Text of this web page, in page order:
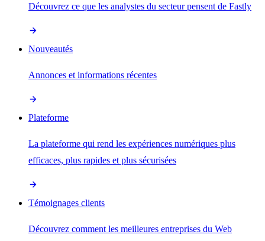
Découvrez ce que les analystes du secteur pensent de Fastly
Nouveautés
Annonces et informations récentes
Plateforme
La plateforme qui rend les expériences numériques plus
efficaces, plus rapides et plus sécurisées
Témoignages clients
Découvrez comment les meilleures entreprises du Web